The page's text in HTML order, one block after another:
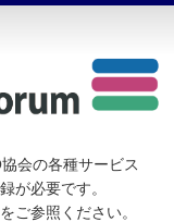
会の各種サービス
が必要です。
をご参照ください。